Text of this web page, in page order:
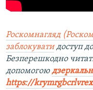
Роскомнагляд
заблокуватидоступ
Безперешкодно
допомогою
https://